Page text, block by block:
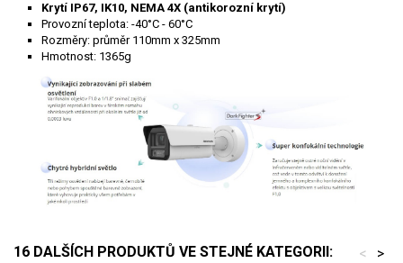
Krytí IP67, IK10, NEMA 4X (antikorozní krytí)
Provozní teplota: -40°C - 60°C
Rozměry: průměr 110mm x 325mm
Hmotnost: 1365g
16 DALŠÍCH PRODUKTŮ VE STEJNÉ KATEGORII: >
<